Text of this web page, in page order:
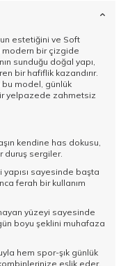
estetiğini ve Soft
modern bir çizgide
sunduğu doğal yapı,
bir hafiflik kazandırır.
model, günlük
yelpazede zahmetsiz
kendine has dokusu,
duruş sergiler.
sayesinde başta
ferah bir kullanım
yüzeyi sayesinde
boyu şeklini muhafaza
hem spor-şık günlük
eşlik eder.